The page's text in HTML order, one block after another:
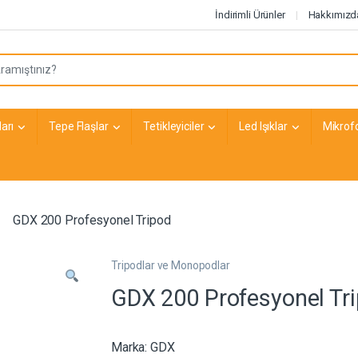
İndirimli Ürünler
Tepe Flaşlar Tetikleyiciler Led Işıklar
GDX 200 Profesyonel Tripod
Tripodlar ve Monopodlar
GDX 200 Profesyonel
Marka: GDX